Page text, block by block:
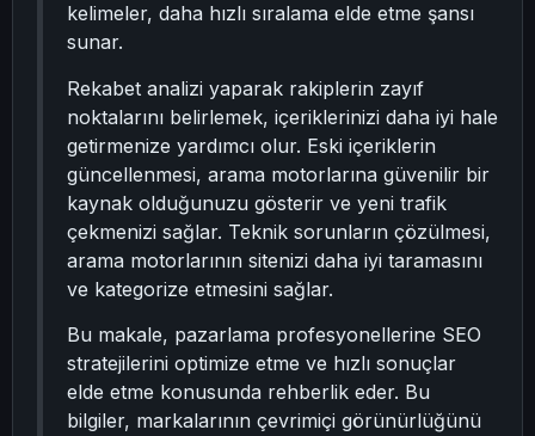
kelimeler, daha hızlı sıralama elde etme şansı
sunar.
Rekabet analizi yaparak rakiplerin zayıf
noktalarını belirlemek, içeriklerinizi daha iyi hale
getirmenize yardımcı olur. Eski içeriklerin
güncellenmesi, arama motorlarına güvenilir bir
kaynak olduğunuzu gösterir ve yeni trafik
çekmenizi sağlar. Teknik sorunların çözülmesi,
arama motorlarının sitenizi daha iyi taramasını
ve kategorize etmesini sağlar.
Bu makale, pazarlama profesyonellerine SEO
stratejilerini optimize etme ve hızlı sonuçlar
elde etme konusunda rehberlik eder. Bu
bilgiler, markalarının çevrimiçi görünürlüğünü